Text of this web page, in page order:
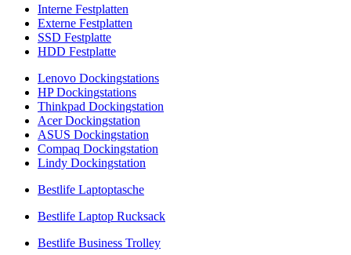
Interne Festplatten
Externe Festplatten
SSD Festplatte
HDD Festplatte
Lenovo Dockingstations
HP Dockingstations
Thinkpad Dockingstation
Acer Dockingstation
ASUS Dockingstation
Compaq Dockingstation
Lindy Dockingstation
Bestlife Laptoptasche
Bestlife Laptop Rucksack
Bestlife Business Trolley